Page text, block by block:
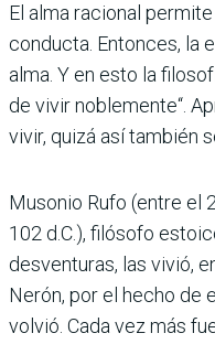
El alma racional
conducta. Entonces, la
alma. Y en esto la
de vivir noblemente“.
vivir, quizá así también
Musonio Rufo (entre el
102 d.C.), filósofo
desventuras, las vivió,
Nerón, por el hecho de
volvió. Cada vez más